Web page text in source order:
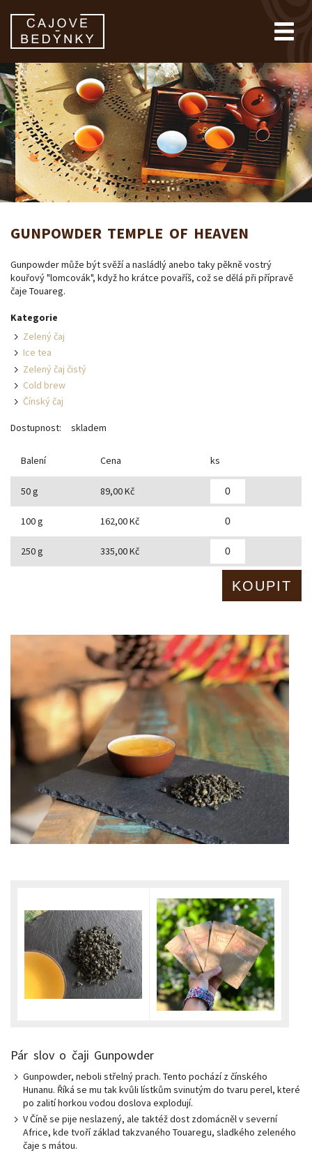
GUNPOWDER TEMPLE OF HEAVEN
Gunpowder může být svěží a nasládlý anebo taky pěkně vostrý
kouřový "lomcovák", když ho krátce povaříš, což se dělá při přípravě
čaje Touareg.
Kategorie
Zelený čaj
Ice tea
Zelený čaj čistý
Cold brew
Čínský čaj
Dostupnost: skladem
Balení Cena ks
50 g 89,00 Kč
100 g 162,00 Kč
250 g 335,00 Kč
Pár slov o čaji Gunpowder
Gunpowder, neboli střelný prach. Tento pochází z čínského
Hunanu. Říká se mu tak kvůli lístkům svinutým do tvaru perel, které
po zalití horkou vodou doslova explodují.
V Číně se pije neslazený, ale taktéž dost zdomácněl v severní
Africe, kde tvoří základ takzvaného Touaregu, sladkého zeleného
čaje s mátou.